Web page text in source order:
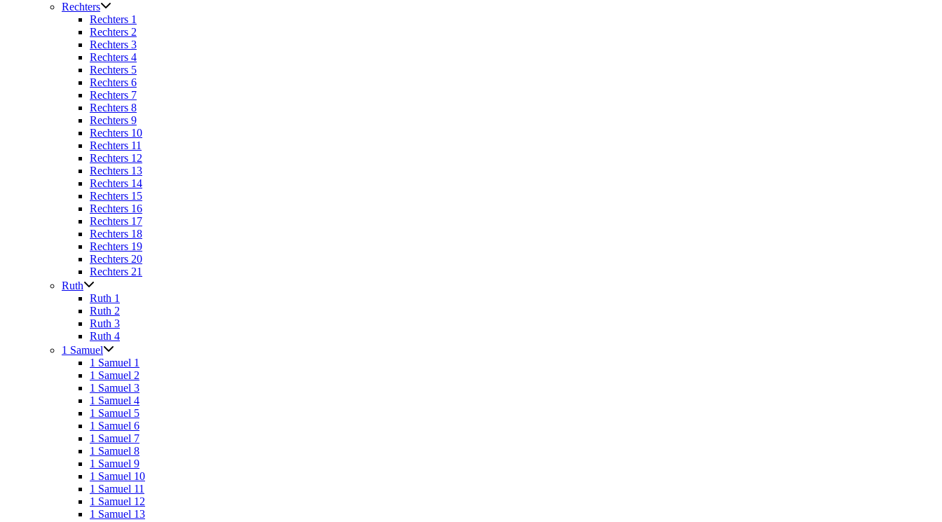
Rechters
Rechters 1
Rechters 2
Rechters 3
Rechters 4
Rechters 5
Rechters 6
Rechters 7
Rechters 8
Rechters 9
Rechters 10
Rechters 11
Rechters 12
Rechters 13
Rechters 14
Rechters 15
Rechters 16
Rechters 17
Rechters 18
Rechters 19
Rechters 20
Rechters 21
Ruth
Ruth 1
Ruth 2
Ruth 3
Ruth 4
1 Samuel
1 Samuel 1
1 Samuel 2
1 Samuel 3
1 Samuel 4
1 Samuel 5
1 Samuel 6
1 Samuel 7
1 Samuel 8
1 Samuel 9
1 Samuel 10
1 Samuel 11
1 Samuel 12
1 Samuel 13